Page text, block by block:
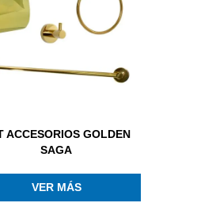
ACCESORIOS GOLDEN
SAGA
VER MÁS